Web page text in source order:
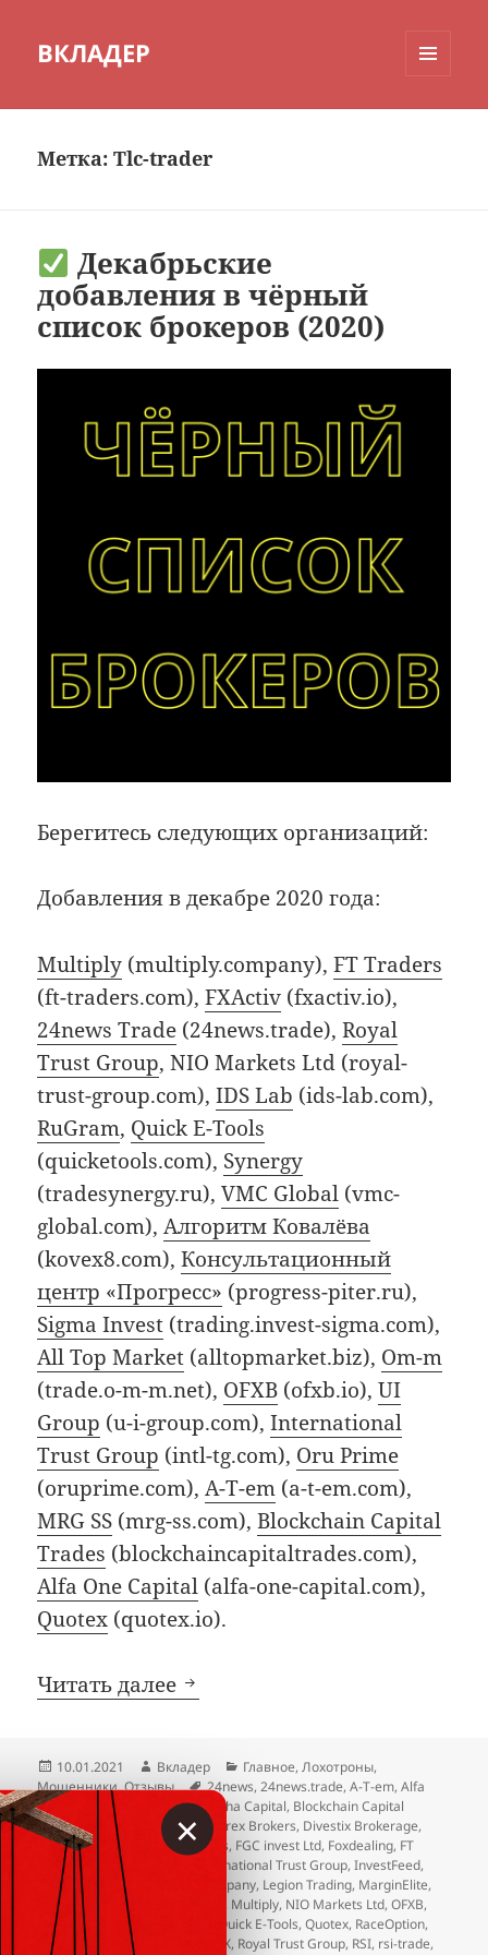
ВКЛАДЕР
Метка:Tlc-trader
Декабрьские
добавления в чёрный
список брокеров (2020)
Берегитесь следующих организаций:
Добавления в декабре 2020 года:
Multiply (multiply.company),FT Traders
(ft-traders.com),FXActiv (fxactiv.io),
24news Trade (24news.trade),Royal
Trust Group, NIO Markets Ltd (royal-
trust-group.com),IDS Lab (ids-lab.com),
RuGram, Quick E-Tools
(quicketools.com), Synergy
(tradesynergy.ru),VMC Global (vmc-
global.com),Алгоритм Ковалёва
(kovex8.com),Консультационный
центр «Прогресс» (progress-piter.ru),
Sigma Invest (trading.invest-sigma.com),
All Top Market (alltopmarket.biz), Om-m
(trade.o-m-m.net), OFXB (ofxb.io),UI
Group (u-i-group.com),International
Trust Group (intl-tg.com), Oru Prime
(oruprime.com),A-T-em (a-t-em.com),
MRG SS (mrg-ss.com),Blockchain Capital
Trades (blockchaincapitaltrades.com),
Alfa One Capital (alfa-one-capital.com),
Quotex (quotex.io).
Читать далее Декабрьские добавления в
Опубликовано
10.01.2021 Автор
Вкладер Рубрики
Главное,Лохотроны,
Мошенники,Отзывы Метки
24news,24news.trade,A-T-em,Alfa
One Capital
,All top Market,Alpha Capital, Blockchain Capital
Trades, CFBroker Colibri FX Corex Brokers, Divestix Brokerage,
Dividendcare, Endless Horizons, FGC invest Ltd, Foxdealing, FT
Traders
FXActiv International Trust Group,InvestFeed,
kovex8 , Krypto Knights KY Company, Legion Trading, MarginElite,
Melvin Trading Waves
Multiply, NIO Markets Ltd,OFXB,
Om-m
Oru Prime Quick E-Tools,Quotex, RaceOption,
Reserve Business
Revolution FX, Royal Trust Group, RSI, rsi-trade,
×